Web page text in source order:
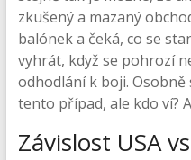
zkušený a mazaný
balónek a čeká, co se
vyhrát, když se pohrozí
odhodlání k boji. Osobně
tento případ, ale kdo ví?
Závislost USA